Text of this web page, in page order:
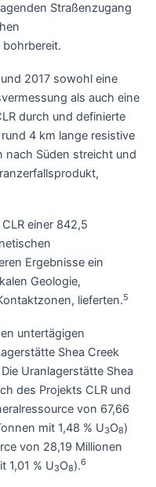
Straßenzugang
2017 sowohl eine
als auch eine
durch und definierte
4 km lange resistive
nach Süden streicht und
einer 842,5
Ergebnisse ein
Geologie,
lieferten.5
untertägigen
Shea Creek
Uranlagerstätte Shea
des Projekts CLR und
von 67,66
mit 1,48 % U3O8)
von 28,19 Millionen
1,01 % U3O8).6